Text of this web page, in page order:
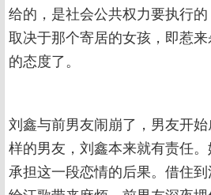
给的，是社会公共权力要执行
取决于那个寄居的女孩，即惹
的态度了。
刘鑫与前男友闹崩了，男友开
样的男友，刘鑫本来就有责任。
承担这一段恋情的后果。借住